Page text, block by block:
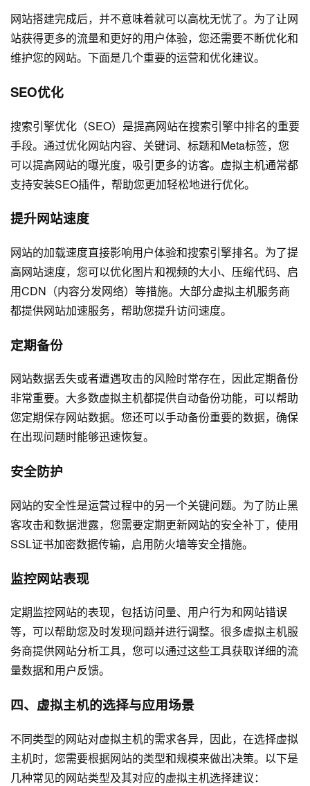
网站搭建完成后，并不意味着就可以高枕无忧了。为了让网
站获得更多的流量和更好的用户体验，您还需要不断优化和
维护您的网站。下面是几个重要的运营和优化建议。
SEO优化
搜索引擎优化（SEO）是提高网站在搜索引擎中排名的重要
手段。通过优化网站内容、关键词、标题和Meta标签，您
可以提高网站的曝光度，吸引更多的访客。虚拟主机通常都
支持安装SEO插件，帮助您更加轻松地进行优化。
提升网站速度
网站的加载速度直接影响用户体验和搜索引擎排名。为了提
高网站速度，您可以优化图片和视频的大小、压缩代码、启
用CDN（内容分发网络）等措施。大部分虚拟主机服务商
都提供网站加速服务，帮助您提升访问速度。
定期备份
网站数据丢失或者遭遇攻击的风险时常存在，因此定期备份
非常重要。大多数虚拟主机都提供自动备份功能，可以帮助
您定期保存网站数据。您还可以手动备份重要的数据，确保
在出现问题时能够迅速恢复。
安全防护
网站的安全性是运营过程中的另一个关键问题。为了防止黑
客攻击和数据泄露，您需要定期更新网站的安全补丁，使用
SSL证书加密数据传输，启用防火墙等安全措施。
监控网站表现
定期监控网站的表现，包括访问量、用户行为和网站错误
等，可以帮助您及时发现问题并进行调整。很多虚拟主机服
务商提供网站分析工具，您可以通过这些工具获取详细的流
量数据和用户反馈。
四、虚拟主机的选择与应用场景
不同类型的网站对虚拟主机的需求各异，因此，在选择虚拟
主机时，您需要根据网站的类型和规模来做出决策。以下是
几种常见的网站类型及其对应的虚拟主机选择建议：